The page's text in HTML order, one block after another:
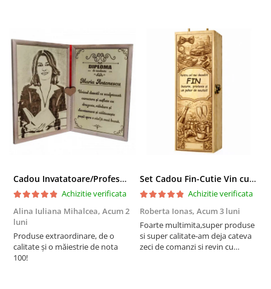
Cadou Invatatoare/Profesoara/Educatoare "Catalogul Amintirilor"
Achizitie verificata
Alina Iuliana Mihalcea, Acum 2
luni
Produse extraordinare, de o
calitate și o măiestrie de nota
100!
Set Cadou Fin-Cutie Vin cu Vin si Breloc Personalizate
Achizitie verificata
Roberta Ionas, Acum 3 luni
Foarte multimita,super produse
si super calitate-am deja cateva
zeci de comanzi si revin cu